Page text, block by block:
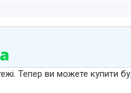
Тепер ви можете купити